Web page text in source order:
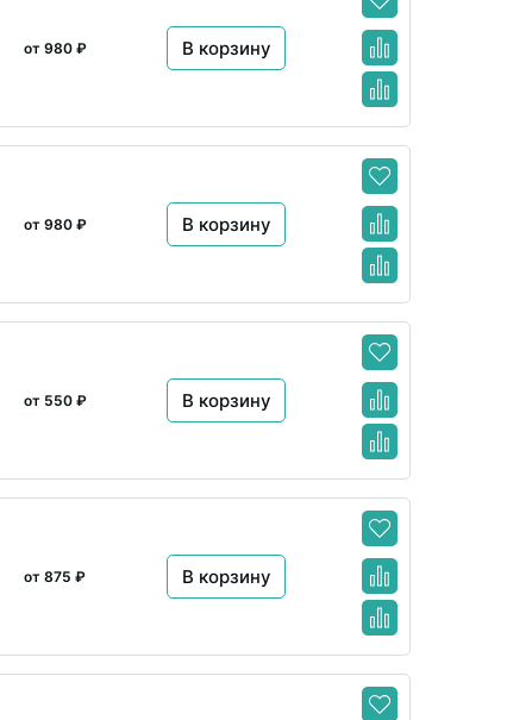
от 980 ₽ В корзину
от 980 ₽ В корзину
от 550 ₽ В корзину
от 875 ₽ В корзину